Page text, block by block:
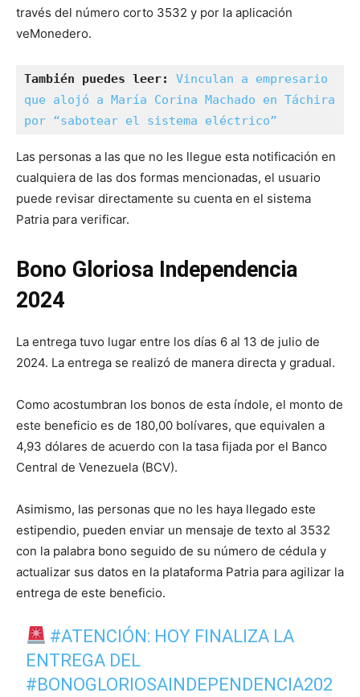
través del número corto 3532 y por la aplicación
veMonedero.
También puedes leer: Vinculan a empresario
que alojó a María Corina Machado en Táchira
por “sabotear el sistema eléctrico”
Las personas a las que no les llegue esta notificación en
cualquiera de las dos formas mencionadas, el usuario
puede revisar directamente su cuenta en el sistema
Patria para verificar.
Bono Gloriosa Independencia
2024
La entrega tuvo lugar entre los días 6 al 13 de julio de
2024. La entrega se realizó de manera directa y gradual.
Como acostumbran los bonos de esta índole, el monto de
este beneficio es de 180,00 bolívares, que equivalen a
4,93 dólares de acuerdo con la tasa fijada por el Banco
Central de Venezuela (BCV).
Asimismo, las personas que no les haya llegado este
estipendio, pueden enviar un mensaje de texto al 3532
con la palabra bono seguido de su número de cédula y
actualizar sus datos en la plataforma Patria para agilizar la
entrega de este beneficio.
#ATENCIÓN: HOY FINALIZA LA
ENTREGA DEL
#BONOGLORIOSAINDEPENDENCIA202